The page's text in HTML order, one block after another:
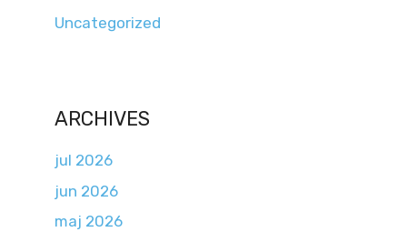
Uncategorized
ARCHIVES
jul 2026
jun 2026
maj 2026